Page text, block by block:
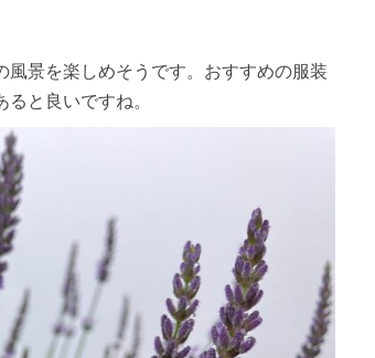
景を楽しめそうです。おすすめの服装
と良いですね。